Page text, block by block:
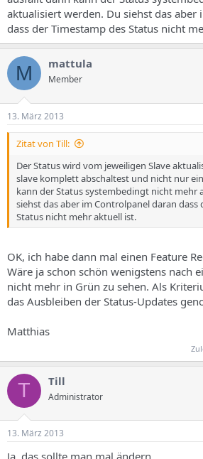
aktualisiert werden. Du siehst das aber
dass der Timestamp des Status nicht
M mattula
Member
13. März 2013
Zitat von Till:
Der Status wird vom jeweiligen Slave
slave komplett abschaltest und nicht nur
kann der Status systembedingt nicht mehr
siehst das aber im Controlpanel daran dass
Status nicht mehr aktuell ist.
OK, ich habe dann mal einen Feature
Wäre ja schon schön wenigstens nach
nicht mehr in Grün zu sehen. Als
das Ausbleiben der Status-Updates
Matthias
T Till
Administrator
13. März 2013
Ja, das sollte man mal ändern.